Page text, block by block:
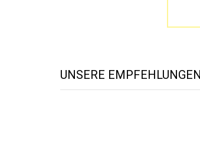
UNSERE EMPFEHLUNGEN